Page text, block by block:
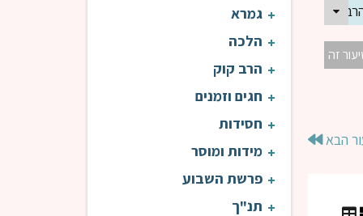
דוד פנדל
זה
הבא
גמרא
הלכה
הרב קוק
חגים וזמנים
חסידות
מידות ומוסר
פרשת השבוע
תנ"ך